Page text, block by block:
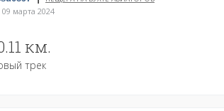
марта 2024
км.
трек